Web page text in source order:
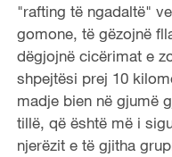
"rafting të ngadaltë"
gomone, të gëzojnë
dëgjojnë cicërimat e
shpejtësi prej 10
madje bien në gjumë
tillë, që është më i
njerëzit e të gjitha